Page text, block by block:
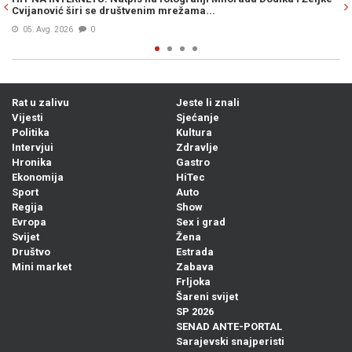
začuo poznati glas iz mase...
Rat u zalivu
Vijesti
Politika
Intervjui
Hronika
Ekonomija
Sport
Regija
Evropa
Svijet
Društvo
Mini market
Jeste li znali
Sjećanje
Kultura
Zdravlje
Gastro
HiTec
Auto
Show
Sex i grad
Žena
Estrada
Zabava
Frljoka
Šareni svijet
SP 2026
SENAD ANTE-PORTAL
Sarajevski snajperisti